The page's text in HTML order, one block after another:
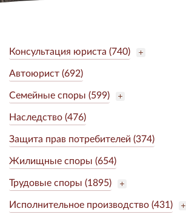
Консультация юриста (740)
Автоюрист (692)
Семейные споры (599)
Наследство (476)
Защита прав потребителей (374)
Жилищные споры (654)
Трудовые споры (1895)
Исполнительное производство (431)